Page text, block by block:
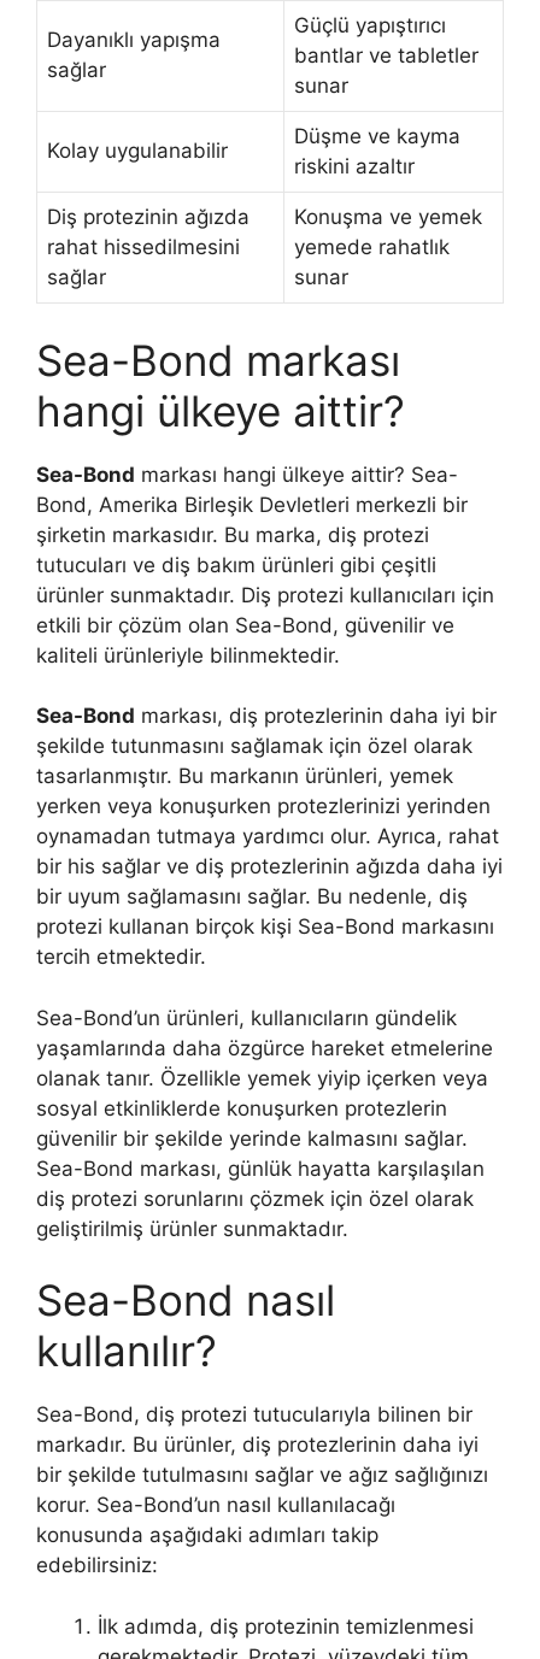
Dayanıklı yapışma
sağlar
Güçlü yapıştırıcı
bantlar ve tabletler
sunar
Kolay uygulanabilir
Düşme ve kayma
riskini azaltır
Diş protezinin ağızda
rahat hissedilmesini
sağlar
Konuşma ve yemek
yemede rahatlık
sunar
Sea-Bond markası
hangi ülkeye aittir?
Sea-Bond markası hangi ülkeye aittir? Sea-
Bond, Amerika Birleşik Devletleri merkezli bir
şirketin markasıdır. Bu marka, diş protezi
tutucuları ve diş bakım ürünleri gibi çeşitli
ürünler sunmaktadır. Diş protezi kullanıcıları için
etkili bir çözüm olan Sea-Bond, güvenilir ve
kaliteli ürünleriyle bilinmektedir.
Sea-Bond markası, diş protezlerinin daha iyi bir
şekilde tutunmasını sağlamak için özel olarak
tasarlanmıştır. Bu markanın ürünleri, yemek
yerken veya konuşurken protezlerinizi yerinden
oynamadan tutmaya yardımcı olur. Ayrıca, rahat
bir his sağlar ve diş protezlerinin ağızda daha iyi
bir uyum sağlamasını sağlar. Bu nedenle, diş
protezi kullanan birçok kişi Sea-Bond markasını
tercih etmektedir.
Sea-Bond’un ürünleri, kullanıcıların gündelik
yaşamlarında daha özgürce hareket etmelerine
olanak tanır. Özellikle yemek yiyip içerken veya
sosyal etkinliklerde konuşurken protezlerin
güvenilir bir şekilde yerinde kalmasını sağlar.
Sea-Bond markası, günlük hayatta karşılaşılan
diş protezi sorunlarını çözmek için özel olarak
geliştirilmiş ürünler sunmaktadır.
Sea-Bond nasıl
kullanılır?
Sea-Bond, diş protezi tutucularıyla bilinen bir
markadır. Bu ürünler, diş protezlerinin daha iyi
bir şekilde tutulmasını sağlar ve ağız sağlığınızı
korur. Sea-Bond’un nasıl kullanılacağı
konusunda aşağıdaki adımları takip
edebilirsiniz:
İlk adımda, diş protezinin temizlenmesi